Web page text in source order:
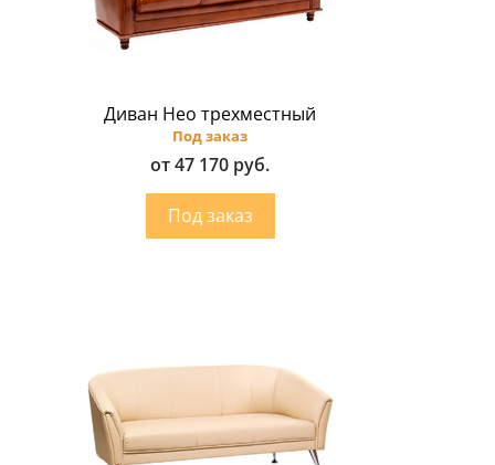
Диван Нео трехместный
Под заказ
от 47 170 руб.